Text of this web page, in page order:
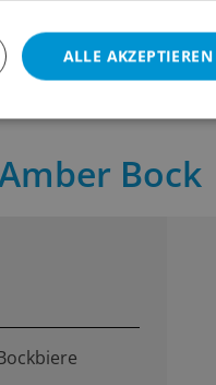
Bock
ALLE AKZEPTIEREN